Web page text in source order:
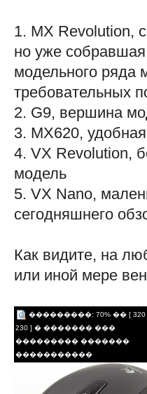
1. MX Revolution,
но уже
модельного ряда
требовательных
2. G9, вершина
3. MX620,
4. VX Revolution,
модель
5. VX Nano,
сегодняшнего
Как видите, на
или иной мере
���������: 70% �� [
230 ] � ������� ���
��������� �������
�����������